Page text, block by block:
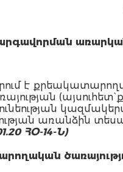
է
(այսուհետ`
առանձին
ՀՕ-14-Ն)